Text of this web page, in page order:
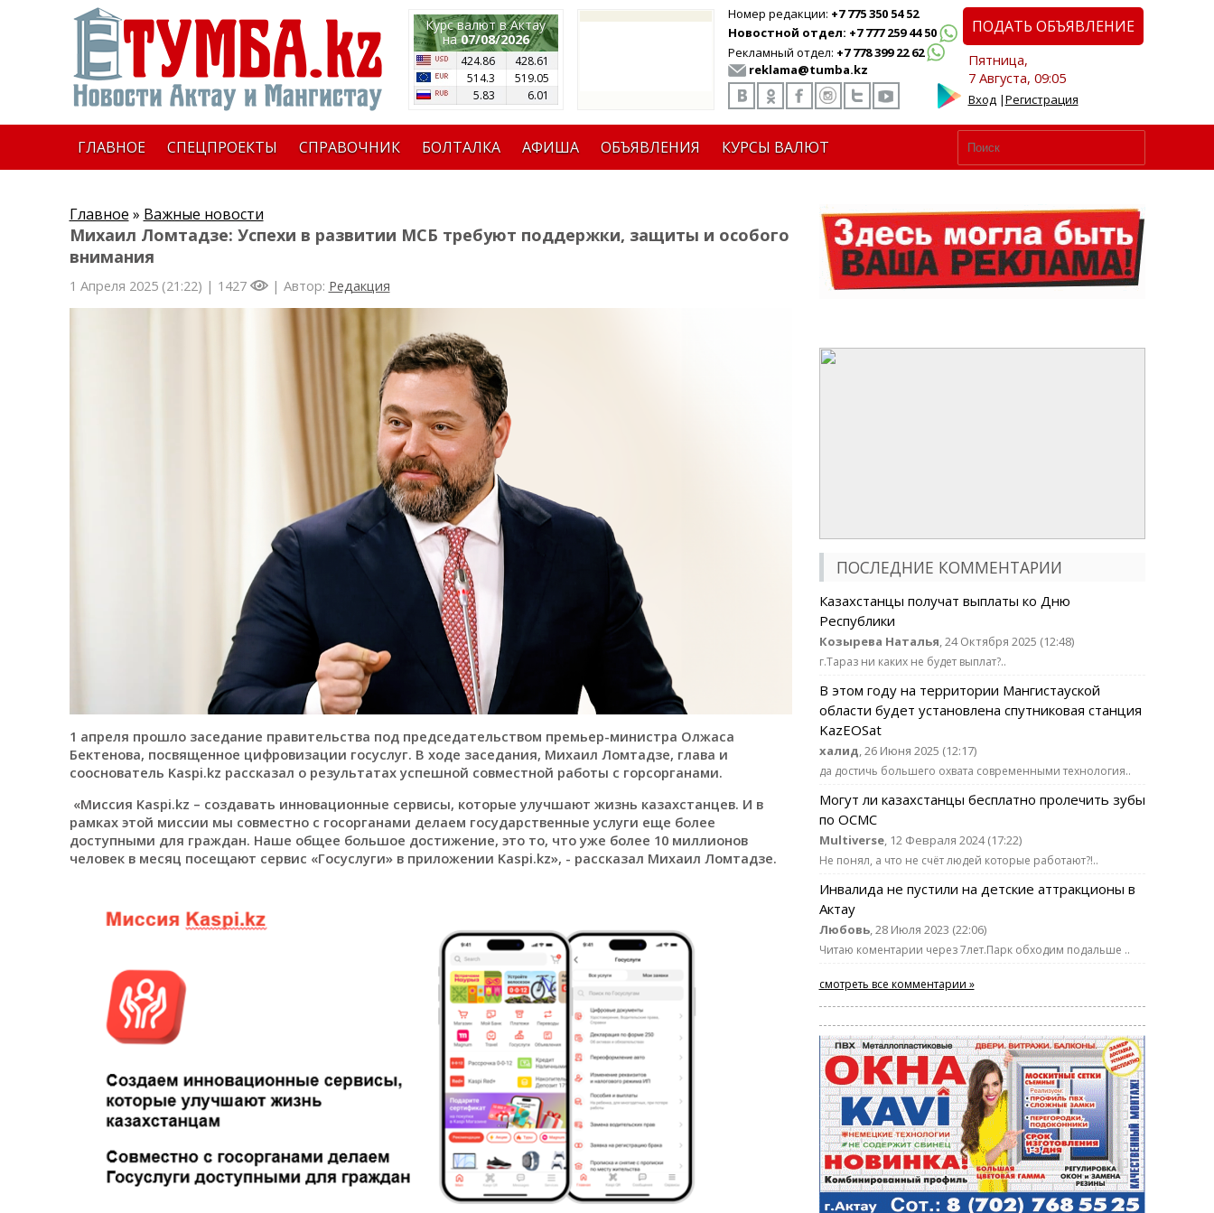
Курс валют в Актау
на07/08/2026
424.86
428.61
514.3
519.05
5.83
6.01
Номер редакции: +7 775 350 54 52
Новостной отдел: +7 777 259 44 50
Рекламный отдел: +7 778 399 22 62
reklama@tumba.kz
ПОДАТЬ ОБЪЯВЛЕНИЕ
Пятница,
7 Августа, 09:05
Вход|Регистрация
ГЛАВНОЕ СПЕЦПРОЕКТЫ СПРАВОЧНИК БОЛТАЛКА АФИША ОБЪЯВЛЕНИЯ КУРСЫ ВАЛЮТ
Главное » Важные новости
Михаил Ломтадзе: Успехи в развитии МСБ требуют поддержки, защиты и особого
внимания
1 Апреля 2025 (21:22) | 1427 | Автор: Редакция
1 апреля прошло заседание правительства под председательством премьер-министра Олжаса
Бектенова, посвященное цифровизации госуслуг. В ходе заседания, Михаил Ломтадзе, глава и
сооснователь Kaspi.kz рассказал о результатах успешной совместной работы с горсорганами.
«Миссия Kaspi.kz – создавать инновационные сервисы, которые улучшают жизнь казахстанцев. И в
рамках этой миссии мы совместно с госорганами делаем государственные услуги еще более
доступными для граждан. Наше общее большое достижение, это то, что уже более 10 миллионов
человек в месяц посещают сервис «Госуслуги» в приложении Kaspi.kz», - рассказал Михаил Ломтадзе.
ПОСЛЕДНИЕ КОММЕНТАРИИ
Казахстанцы получат выплаты ко Дню
Республики
Козырева Наталья, 24 Октября 2025 (12:48)
г.Тараз ни каких не будет выплат?..
В этом году на территории Мангистауской
области будет установлена спутниковая станция
KazEOSat
халид, 26 Июня 2025 (12:17)
да достичь большего охвата современными технология..
Могут ли казахстанцы бесплатно пролечить зубы
по ОСМС
Multiverse, 12 Февраля 2024 (17:22)
Не понял, а что не счёт людей которые работают?!..
Инвалида не пустили на детские аттракционы в
Актау
Любовь, 28 Июля 2023 (22:06)
Читаю коментарии через 7лет.Парк обходим подальше ..
смотреть все комментарии »